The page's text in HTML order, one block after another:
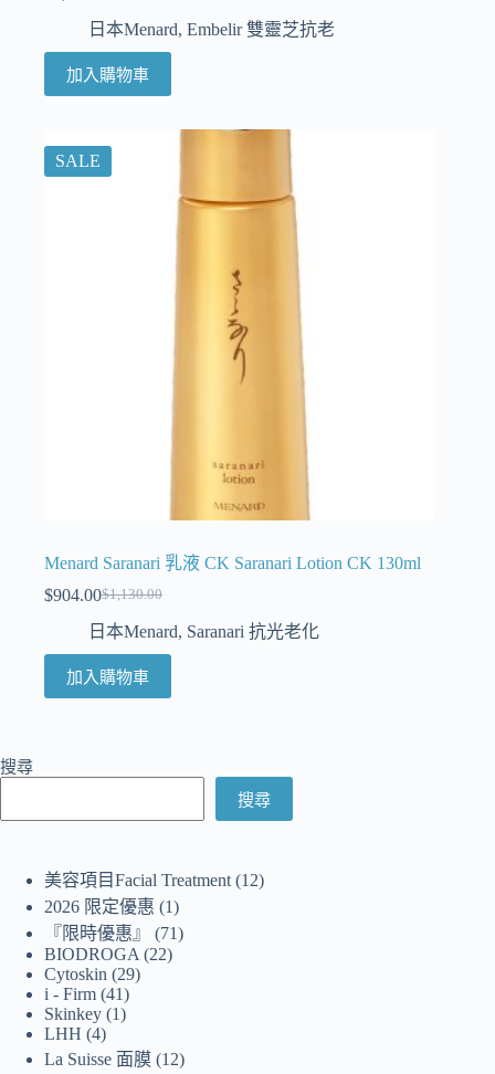
日本Menard, Embelir 雙靈芝抗老
加入購物車
SALE
Menard Saranari 乳液 CK Saranari Lotion CK 130ml
$1,130.00
$904.00
日本Menard, Saranari 抗光老化
加入購物車
搜尋
搜尋
美容項目Facial Treatment 12
2026 限定優惠
1
『限時優惠』
71
BIODROGA
22
Cytoskin
29
i - Firm 41
Skinkey 1
LHH 4
La Suisse 面膜 12